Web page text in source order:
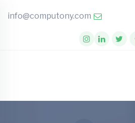
info@computony.com